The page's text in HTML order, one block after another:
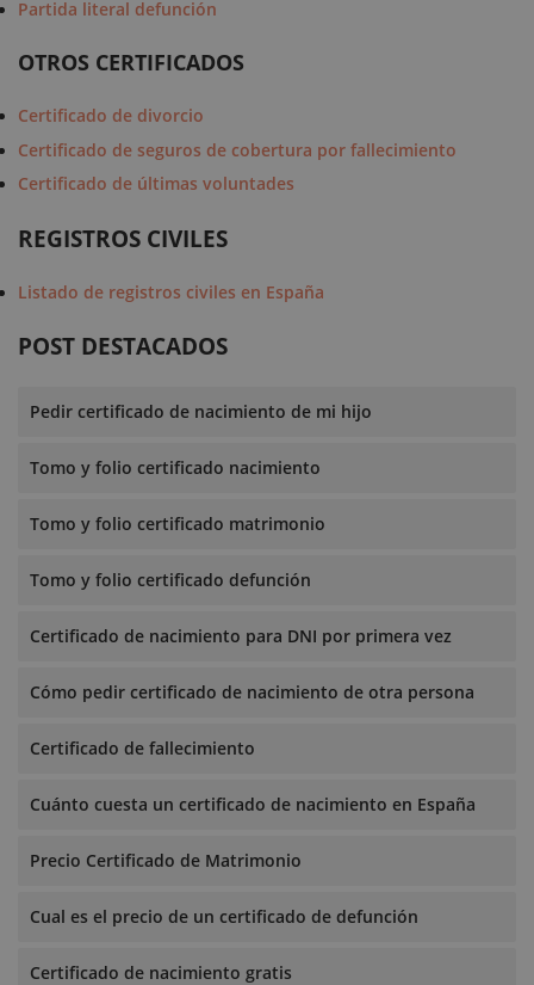
Partida literal defunción
OTROS CERTIFICADOS
Certificado de divorcio
Certificado de seguros de cobertura por fallecimiento
Certificado de últimas voluntades
REGISTROS CIVILES
Listado de registros civiles en España
POST DESTACADOS
Pedir certificado de nacimiento de mi hijo
Tomo y folio certificado nacimiento
Tomo y folio certificado matrimonio
Tomo y folio certificado defunción
Certificado de nacimiento para DNI por primera vez
Cómo pedir certificado de nacimiento de otra persona
Certificado de fallecimiento
Cuánto cuesta un certificado de nacimiento en España
Precio Certificado de Matrimonio
Cual es el precio de un certificado de defunción
Certificado de nacimiento gratis